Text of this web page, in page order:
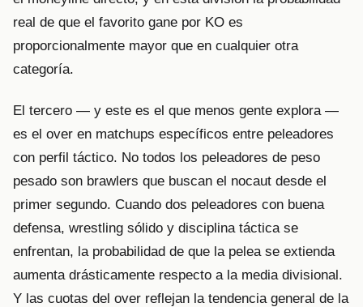
real de que el favorito gane por KO es
proporcionalmente mayor que en cualquier otra
categoría.
El tercero — y este es el que menos gente explora —
es el over en matchups específicos entre peleadores
con perfil táctico. No todos los peleadores de peso
pesado son brawlers que buscan el nocaut desde el
primer segundo. Cuando dos peleadores con buena
defensa, wrestling sólido y disciplina táctica se
enfrentan, la probabilidad de que la pelea se extienda
aumenta drásticamente respecto a la media divisional.
Y las cuotas del over reflejan la tendencia general de la